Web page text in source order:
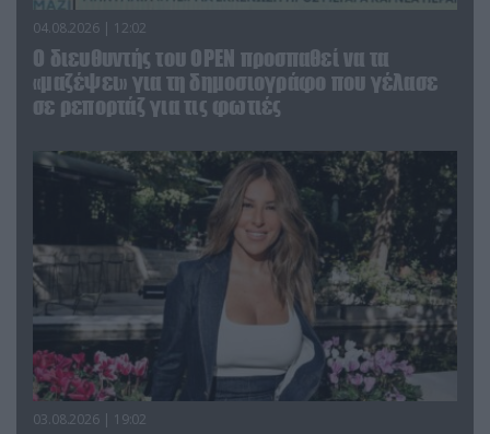
04.08.2026 | 12:02
O διευθυντής του OPEN προσπαθεί να τα
«μαζέψει» για τη δημοσιογράφο που γέλασε
σε ρεπορτάζ για τις φωτιές
03.08.2026 | 19:02